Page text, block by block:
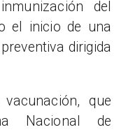
del
el inicio de una
dirigida
que
Nacional de